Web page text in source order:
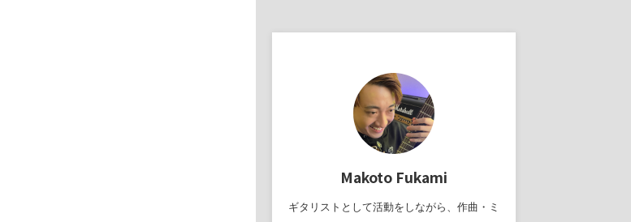
Makoto Fukami
ギタリストとして活動をしながら、作曲・ミ